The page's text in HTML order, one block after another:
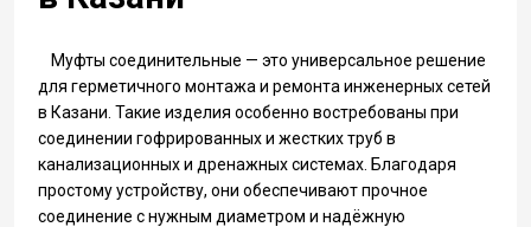
Муфты соединительные — это универсальное решение
для герметичного монтажа и ремонта инженерных сетей
в Казани. Такие изделия особенно востребованы при
соединении гофрированных и жестких труб в
канализационных и дренажных системах. Благодаря
простому устройству, они обеспечивают прочное
соединение с нужным диаметром и надёжную